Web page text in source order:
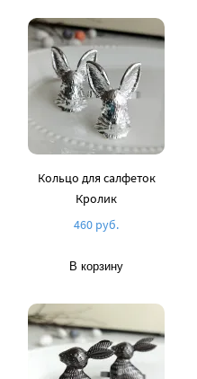
Кольцо для салфеток
Кролик
460 руб.
В корзину